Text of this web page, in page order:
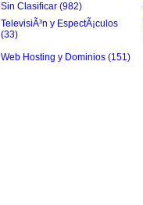
Sin Clasificar (982)
TelevisiÃ³n y EspectÃ¡culos
(33)
Web Hosting y Dominios (151)